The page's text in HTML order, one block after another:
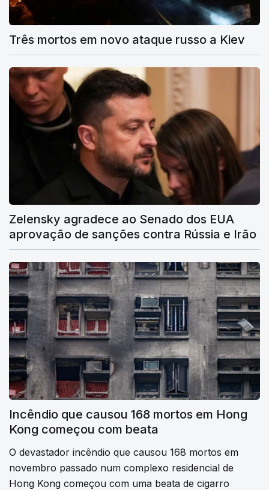
Três mortos em novo ataque russo a Kiev
Zelensky agradece ao Senado dos EUA
aprovação de sanções contra Rússia e Irão
Incêndio que causou 168 mortos em Hong
Kong começou com beata
O devastador incêndio que causou 168 mortos em
novembro passado num complexo residencial de
Hong Kong começou com uma beata de cigarro